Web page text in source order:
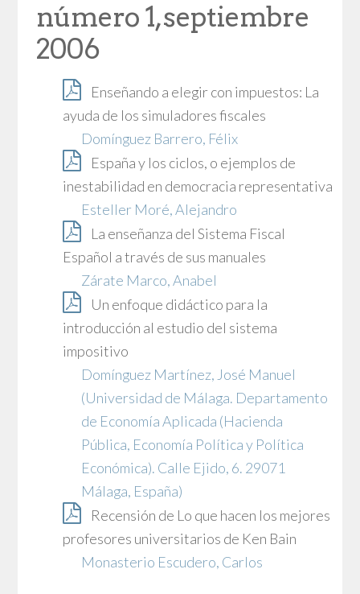
número 1, septiembre
2006
Enseñando a elegir con impuestos: La
ayuda de los simuladores fiscales
Domínguez Barrero, Félix
España y los ciclos, o ejemplos de
inestabilidad en democracia representativa
Esteller Moré, Alejandro
La enseñanza del Sistema Fiscal
Español a través de sus manuales
Zárate Marco, Anabel
Un enfoque didáctico para la
introducción al estudio del sistema
impositivo
Domínguez Martínez, José Manuel
(Universidad de Málaga. Departamento
de Economía Aplicada (Hacienda
Pública, Economía Política y Política
Económica). Calle Ejido, 6. 29071
Málaga, España)
Recensión de Lo que hacen los mejores
profesores universitarios de Ken Bain
Monasterio Escudero, Carlos